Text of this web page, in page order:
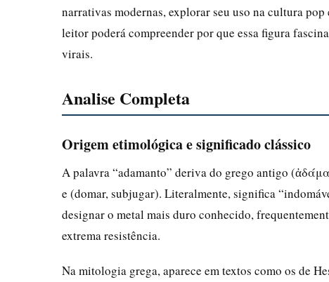
narrativas modernas, explorar seu uso na cultura
leitor poderá compreender por que essa figura
virais.
Analise Completa
Origem etimológica e significado clássico
A palavra “adamanto” deriva do grego antigo
e (domar, subjugar). Literalmente, significa
designar o metal mais duro conhecido,
extrema resistência.
Na mitologia grega, aparece em textos como os de